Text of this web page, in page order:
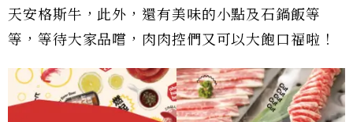
天安格斯牛，此外，還有美味的小點及石鍋飯等
等，等待大家品嚐，肉肉控們又可以大飽口福啦！